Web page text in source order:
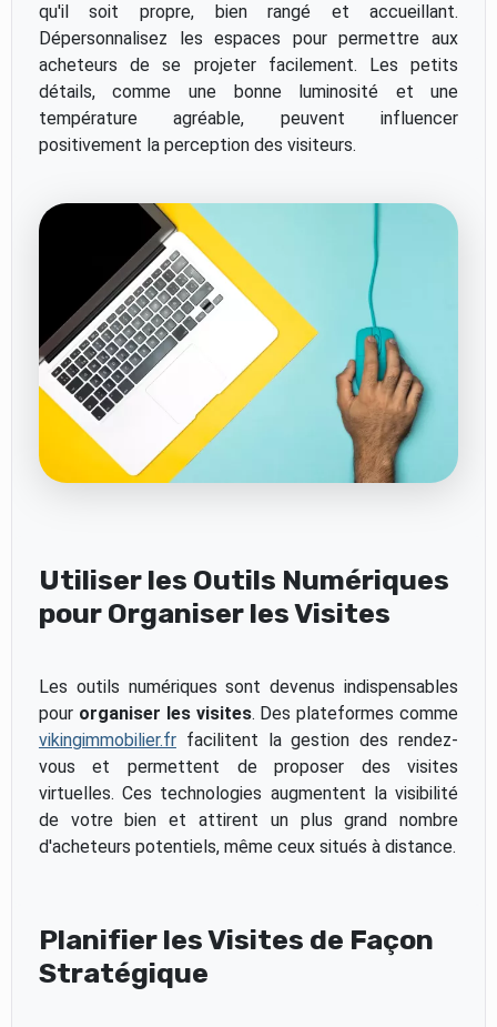
qu'il soit propre, bien rangé et accueillant.
Dépersonnalisez les espaces pour permettre aux
acheteurs de se projeter facilement. Les petits
détails, comme une bonne luminosité et une
température agréable, peuvent influencer
positivement la perception des visiteurs.
Utiliser les Outils Numériques
pour Organiser les Visites
Les outils numériques sont devenus indispensables
pour organiser les visites. Des plateformes comme
vikingimmobilier.frfacilitent la gestion des rendez-
vous et permettent de proposer des visites
virtuelles. Ces technologies augmentent la visibilité
de votre bien et attirent un plus grand nombre
d'acheteurs potentiels, même ceux situés à distance.
Planifier les Visites de Façon
Stratégique